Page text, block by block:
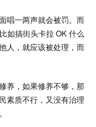
唱一两声就会被罚。而
如搞街头卡拉 OK 什么
人，就应该被处理，而
养，如果修养不够，那
素质不行，又没有治理